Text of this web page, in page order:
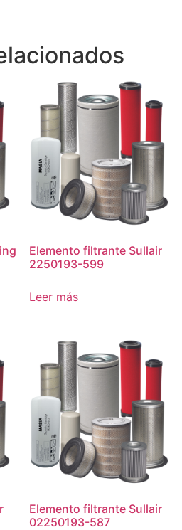
Elemento filtrante Sullair
2250193-599
Leer más
Elemento filtrante Sullair
02250193-587